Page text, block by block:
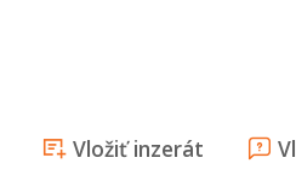
Vložiť inzerát